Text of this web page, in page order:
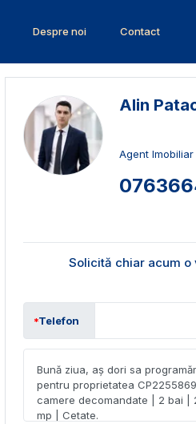
Despre noi Contact
Alin
Agent Imobiliar
Solicită chiar acum o
Telefon